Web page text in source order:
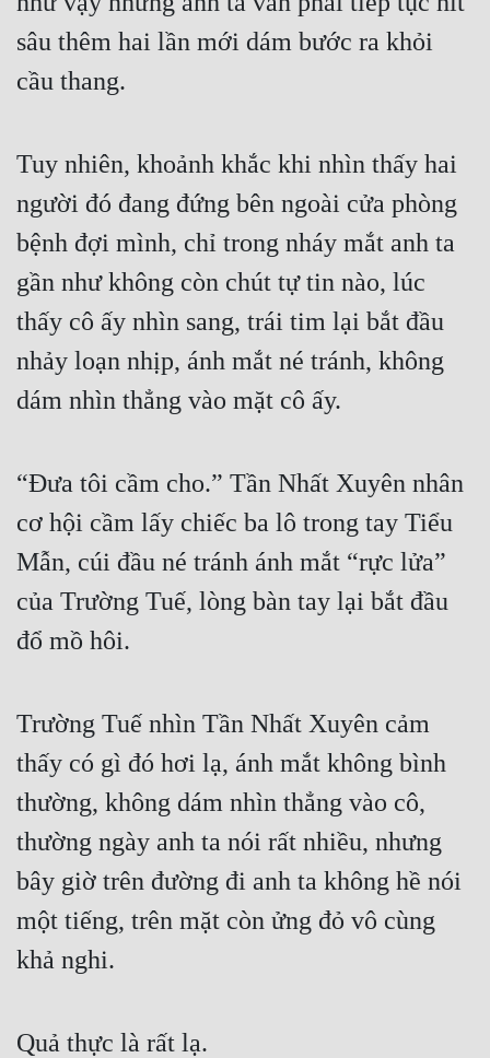
sâu thêm hai lần mới dám bước ra khỏi
cầu thang.
Tuy nhiên, khoảnh khắc khi nhìn thấy hai
người đó đang đứng bên ngoài cửa phòng
bệnh đợi mình, chỉ trong nháy mắt anh ta
gần như không còn chút tự tin nào, lúc
thấy cô ấy nhìn sang, trái tim lại bắt đầu
nhảy loạn nhịp, ánh mắt né tránh, không
dám nhìn thẳng vào mặt cô ấy.
“Đưa tôi cầm cho.” Tần Nhất Xuyên nhân
cơ hội cầm lấy chiếc ba lô trong tay Tiểu
Mẫn, cúi đầu né tránh ánh mắt “rực lửa”
của Trường Tuế, lòng bàn tay lại bắt đầu
đổ mồ hôi.
Trường Tuế nhìn Tần Nhất Xuyên cảm
thấy có gì đó hơi lạ, ánh mắt không bình
thường, không dám nhìn thẳng vào cô,
thường ngày anh ta nói rất nhiều, nhưng
bây giờ trên đường đi anh ta không hề nói
một tiếng, trên mặt còn ửng đỏ vô cùng
khả nghi.
Quả thực là rất lạ.